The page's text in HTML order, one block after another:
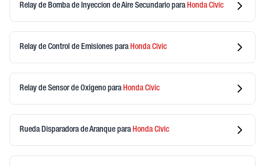
Relay de Bomba de Inyeccion de Aire Secundario para HondaCivic
Relay de Control de Emisiones para HondaCivic
Relay de Sensor de Oxigeno para HondaCivic
Rueda Disparadora de Aranque para HondaCivic